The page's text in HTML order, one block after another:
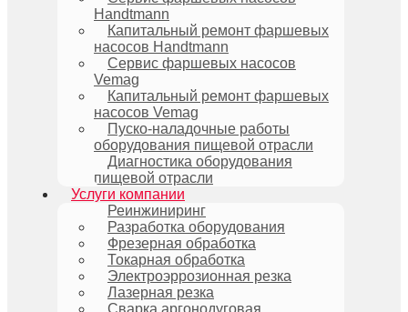
Handtmann
Капитальный ремонт фаршевых
насосов Handtmann
Сервис фаршевых насосов
Vemag
Капитальный ремонт фаршевых
насосов Vemag
Пуско-наладочные работы
оборудования пищевой отрасли
Диагностика оборудования
пищевой отрасли
Услуги компании
Реинжиниринг
Разработка оборудования
Фрезерная обработка
Токарная обработка
Электроэррозионная резка
Лазерная резка
Сварка аргонодуговая